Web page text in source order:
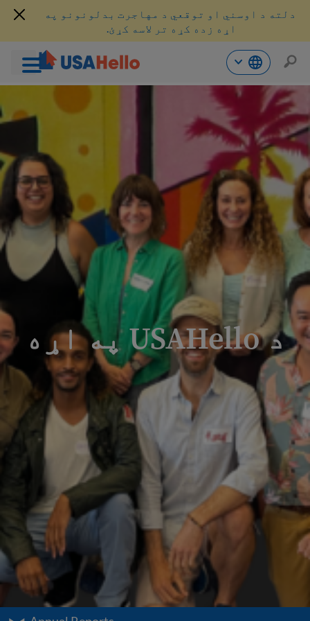
محتوا
لاړ
شئ
دلته د اوسني او توقعي د مهاجرت بدلونونو په
اړه زده کړه تر لاسه کړئ.
د USAHello په اړه